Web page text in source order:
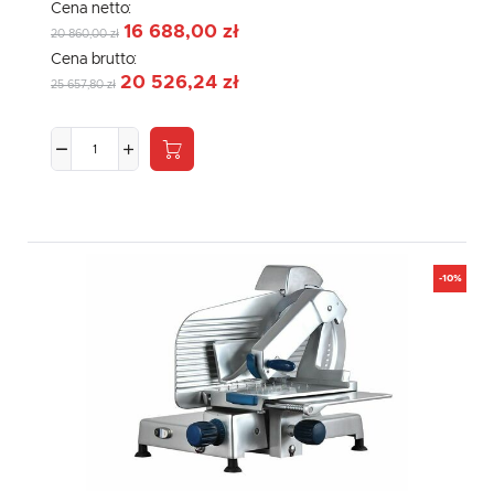
Cena netto:
20 860,00 zł 16 688,00 zł
Cena brutto:
25 657,80 zł 20 526,24 zł
-10%